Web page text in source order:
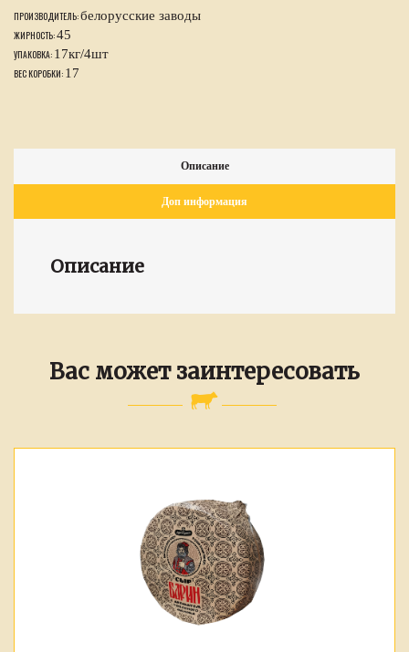
ПРОИЗВОДИТЕЛЬ:белорусские заводы
ЖИРНОСТЬ:45
УПАКОВКА: 17кг/4шт
ВЕС КОРОБКИ: 17
Описание
Доп информация
Описание
Вас может заинтересовать